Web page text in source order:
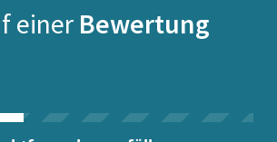
einer Bewertung